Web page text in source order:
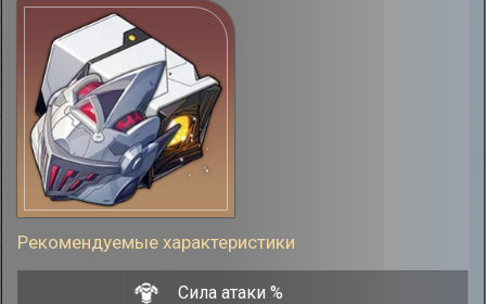
Рекомендуемые характеристики
Сила атаки %